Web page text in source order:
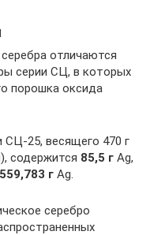
отличаются
серии СЦ, в которых
порошка оксида
СЦ-25, весящего 470 г
содержится 85,5 г Ag,
559,783 г Ag.
серебро